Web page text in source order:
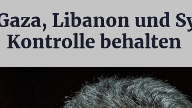
Libanon und
Kontrolle behalten